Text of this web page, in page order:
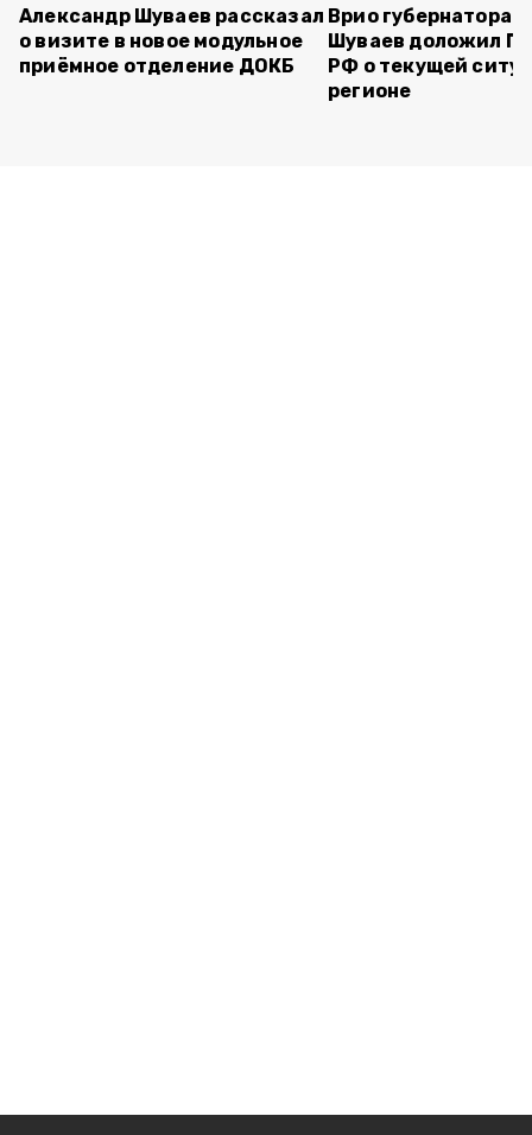
Александр Шуваев рассказал
о визите в новое модульное
приёмное отделение ДОКБ
Врио губернатора
Шуваев доложил
РФ о текущей
регионе